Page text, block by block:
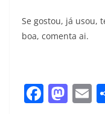
Se gostou, já usou,
boa, comenta ai.
F M E